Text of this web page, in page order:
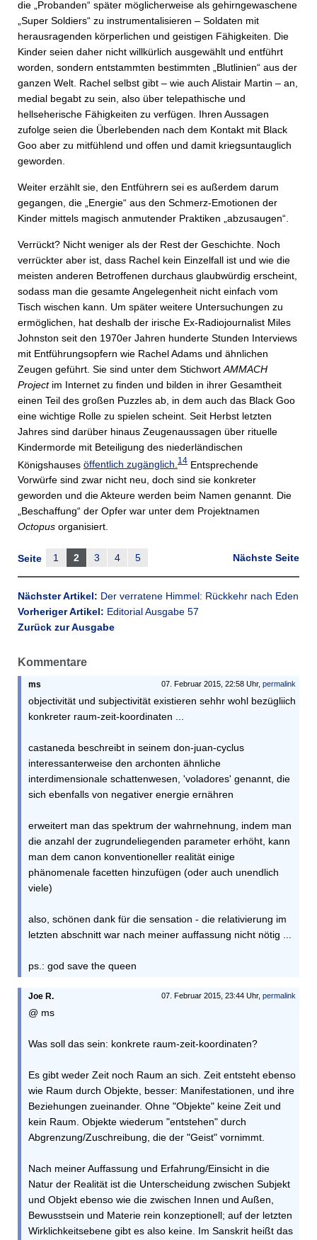
die „Probanden“ später möglicherweise als gehirngewaschene
„Super Soldiers“ zu instrumentalisieren – Soldaten mit
herausragenden körperlichen und geistigen Fähigkeiten. Die
Kinder seien daher nicht willkürlich ausgewählt und entführt
worden, sondern entstammten bestimmten „Blutlinien“ aus der
ganzen Welt. Rachel selbst gibt – wie auch Alistair Martin – an,
medial begabt zu sein, also über telepathische und
hellseherische Fähigkeiten zu verfügen. Ihren Aussagen
zufolge seien die Überlebenden nach dem Kontakt mit Black
Goo aber zu mitfühlend und offen und damit kriegsuntauglich
geworden.
Weiter erzählt sie, den Entführern sei es außerdem darum
gegangen, die „Energie“ aus den Schmerz-Emotionen der
Kinder mittels magisch anmutender Praktiken „abzusaugen“.
Verrückt? Nicht weniger als der Rest der Geschichte. Noch
verrückter aber ist, dass Rachel kein Einzelfall ist und wie die
meisten anderen Betroffenen durchaus glaubwürdig erscheint,
sodass man die gesamte Angelegenheit nicht einfach vom
Tisch wischen kann. Um später weitere Untersuchungen zu
ermöglichen, hat deshalb der irische Ex-Radiojournalist Miles
Johnston seit den 1970er Jahren hunderte Stunden Interviews
mit Entführungsopfern wie Rachel Adams und ähnlichen
Zeugen geführt. Sie sind unter dem Stichwort AMMACH
Projectim Internet zu finden und bilden in ihrer Gesamtheit
einen Teil des großen Puzzles ab, in dem auch das Black Goo
eine wichtige Rolle zu spielen scheint. Seit Herbst letzten
Jahres sind darüber hinaus Zeugenaussagen über rituelle
Kindermorde mit Beteiligung des niederländischen
Königshauses öffentlich zugänglich.14 Entsprechende
Vorwürfe sind zwar nicht neu, doch sind sie konkreter
geworden und die Akteure werden beim Namen genannt. Die
„Beschaffung“ der Opfer war unter dem Projektnamen
Octopus organisiert.
Nächste Seite
Seite 1 2 3 4 5
Nächster Artikel: Der verratene Himmel: Rückkehr nach Eden
Vorheriger Artikel: Editorial Ausgabe 57
Zurück zur Ausgabe
Kommentare
07. Februar 2015, 22:58 Uhr, permalink
ms
objectivität und subjectivität existieren sehhr wohl bezügliich
konkreter raum-zeit-koordinaten ...
castaneda beschreibt in seinem don-juan-cyclus
interessanterweise den archonten ähnliche
interdimensionale schattenwesen, 'voladores' genannt, die
sich ebenfalls von negativer energie ernähren
erweitert man das spektrum der wahrnehnung, indem man
die anzahl der zugrundeliegenden parameter erhöht, kann
man dem canon konventioneller realität einige
phänomenale facetten hinzufügen (oder auch unendlich
viele)
also, schönen dank für die sensation - die relativierung im
letzten abschnitt war nach meiner auffassung nicht nötig ...
ps.: god save the queen
07. Februar 2015, 23:44 Uhr, permalink
Joe R.
@ ms
Was soll das sein: konkrete raum-zeit-koordinaten?
Es gibt weder Zeit noch Raum an sich. Zeit entsteht ebenso
wie Raum durch Objekte, besser: Manifestationen, und ihre
Beziehungen zueinander. Ohne "Objekte" keine Zeit und
kein Raum. Objekte wiederum "entstehen" durch
Abgrenzung/Zuschreibung, die der "Geist" vornimmt.
Nach meiner Auffassung und Erfahrung/Einsicht in die
Natur der Realität ist die Unterscheidung zwischen Subjekt
und Objekt ebenso wie die zwischen Innen und Außen,
Bewusstsein und Materie rein konzeptionell; auf der letzten
Wirklichkeitsebene gibt es also keine. Im Sanskrit heißt das